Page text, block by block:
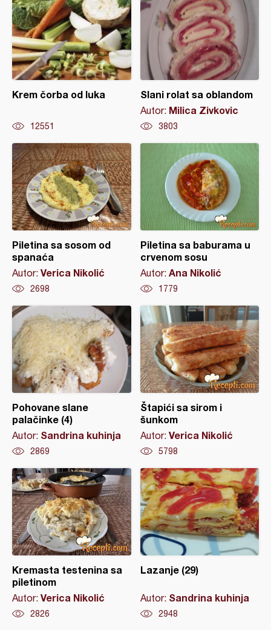
Krem čorba od luka
12551
Slani rolat sa oblandom
Autor: Milica Zivkovic
3803
Piletina sa sosom od
spanaća
Autor: Verica Nikolić
2698
Piletina sa baburama u
crvenom sosu
Autor: Ana Nikolić
1779
Pohovane slane
palačinke (4)
Autor: Sandrina kuhinja
2869
Štapići sa sirom i
šunkom
Autor: Verica Nikolić
5798
Kremasta testenina sa
piletinom
Autor: Verica Nikolić
2826
Lazanje (29)
Autor: Sandrina kuhinja
2948